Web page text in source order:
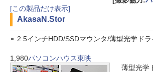
[この製品だけ表示]
AkasaN.Stor
2.5インチHDD/SSDマウンタ/薄型光学ドラ
1,980パソコンハウス東映
薄型光学